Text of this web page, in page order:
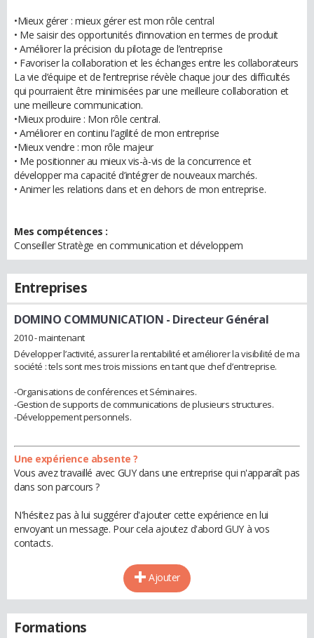
•Mieux gérer : mieux gérer est mon rôle central
• Me saisir des opportunités d’innovation en termes de produit
• Améliorer la précision du pilotage de l’entreprise
• Favoriser la collaboration et les échanges entre les collaborateurs
La vie d’équipe et de l’entreprise révèle chaque jour des difficultés
qui pourraient être minimisées par une meilleure collaboration et
une meilleure communication.
•Mieux produire : Mon rôle central.
• Améliorer en continu l’agilité de mon entreprise
•Mieux vendre : mon rôle majeur
• Me positionner au mieux vis-à-vis de la concurrence et
développer ma capacité d’intégrer de nouveaux marchés.
• Animer les relations dans et en dehors de mon entreprise.
Mes compétences :
Conseiller Stratège en communication et développem
Entreprises
DOMINO COMMUNICATION - Directeur Général
2010 - maintenant
Développer l’activité, assurer la rentabilité et améliorer la visibilité de ma
société : tels sont mes trois missions en tant que chef d’entreprise.
-Organisations de conférences et Séminaires.
-Gestion de supports de communications de plusieurs structures.
-Développement personnels.
Une expérience absente ?
Vous avez travaillé avec GUY dans une entreprise qui n'apparaît pas
dans son parcours ?
N'hésitez pas à lui suggérer d'ajouter cette expérience en lui
envoyant un message. Pour cela ajoutez d'abord GUY à vos
contacts.
Ajouter
Formations